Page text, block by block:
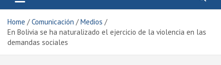
Home Comunicación
Medios
En Bolivia se ha naturalizado el ejercicio de la violencia en las
demandas sociales